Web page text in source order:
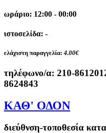
ωράριο: 12:00 - 00:00
ιστοσελίδα: -
ελάχιστη παραγγελία: 4.00€
τηλέφωνο/α: 210-
8624843
ΚΑΘ' ΟΔΟΝ
διεύθνση-τοποθεσία